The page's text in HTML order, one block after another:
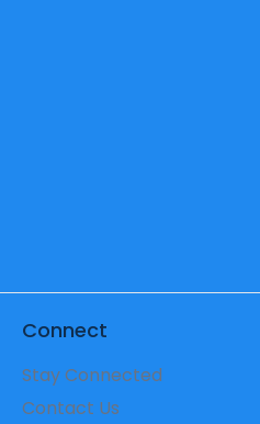
Connect
Stay Connected
Contact Us